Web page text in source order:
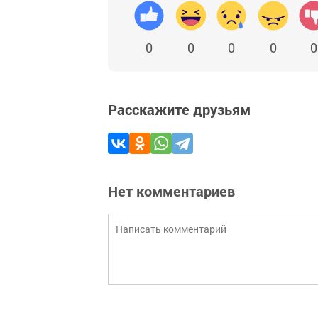
0 0 0 0 0
Расскажите друзьям
Нет комментариев